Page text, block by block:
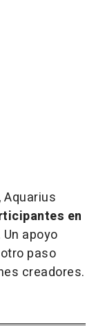
en
Un apoyo
paso
creadores.